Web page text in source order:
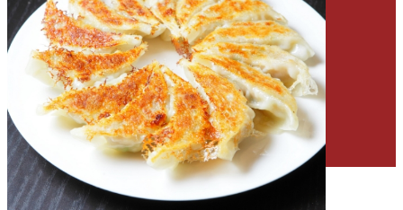
会社情報
「餃子部」部長ブログ